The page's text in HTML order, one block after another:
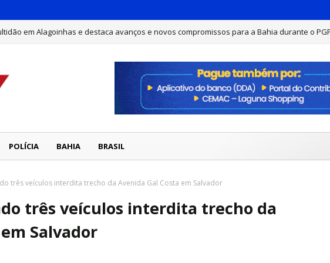
em Alagoinhas e destaca avanços e novos compromissos para a Bahia durante o
POLÍCIA BAHIA BRASIL
três veículos interdita trecho da Avenida Gal Costa em Salvador
três veículos interdita trecho da
Salvador